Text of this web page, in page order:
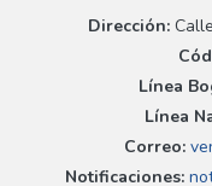
Dirección:
Línea
Línea
Correo:
Notificaciones: